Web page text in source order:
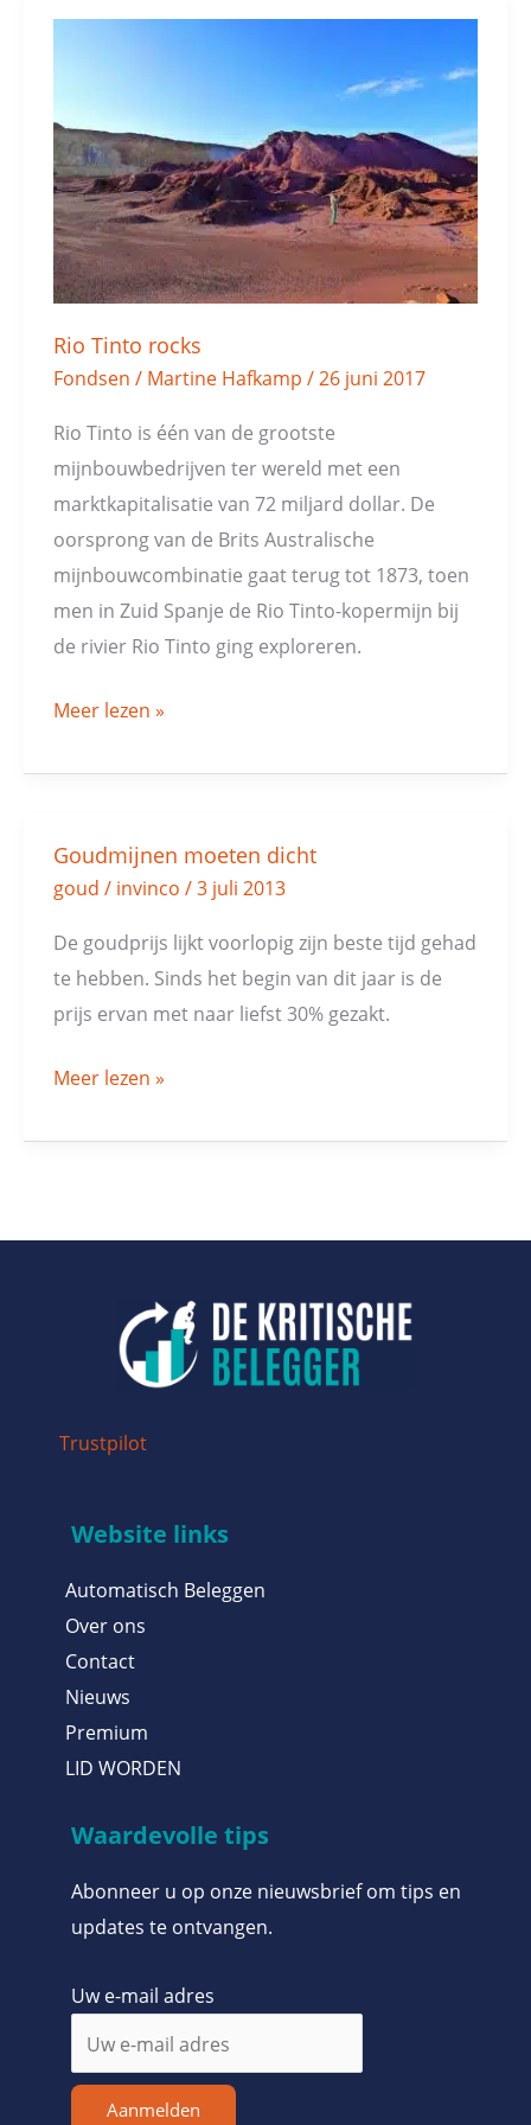
Rio Tinto rocks
Fondsen / Martine Hafkamp /26 juni 2017
Rio Tinto is één van de grootste
mijnbouwbedrijven ter wereld met een
marktkapitalisatie van 72 miljard dollar. De
oorsprong van de Brits Australische
mijnbouwcombinatie gaat terug tot 1873, toen
men in Zuid Spanje de Rio Tinto-kopermijn bij
de rivier Rio Tinto ging exploreren.
Meer lezen »
Goudmijnen moeten dicht
goud / invinco /3 juli 2013
De goudprijs lijkt voorlopig zijn beste tijd gehad
te hebben. Sinds het begin van dit jaar is de
prijs ervan met naar liefst 30% gezakt.
Goudmijnen
moeten
dicht
Meer lezen »
Trustpilot
Website links
Automatisch Beleggen
Over ons
Contact
Nieuws
Premium
LID WORDEN
Waardevolle tips
Abonneer u op onze nieuwsbrief om tips en
updates te ontvangen.
Uw e-mail adres
Aanmelden